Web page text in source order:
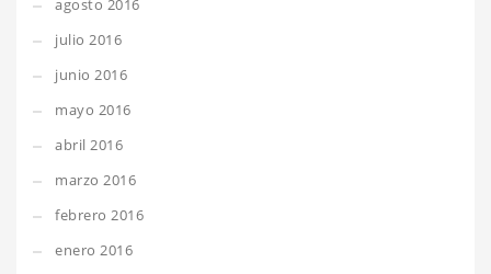
agosto 2016
julio 2016
junio 2016
mayo 2016
abril 2016
marzo 2016
febrero 2016
enero 2016